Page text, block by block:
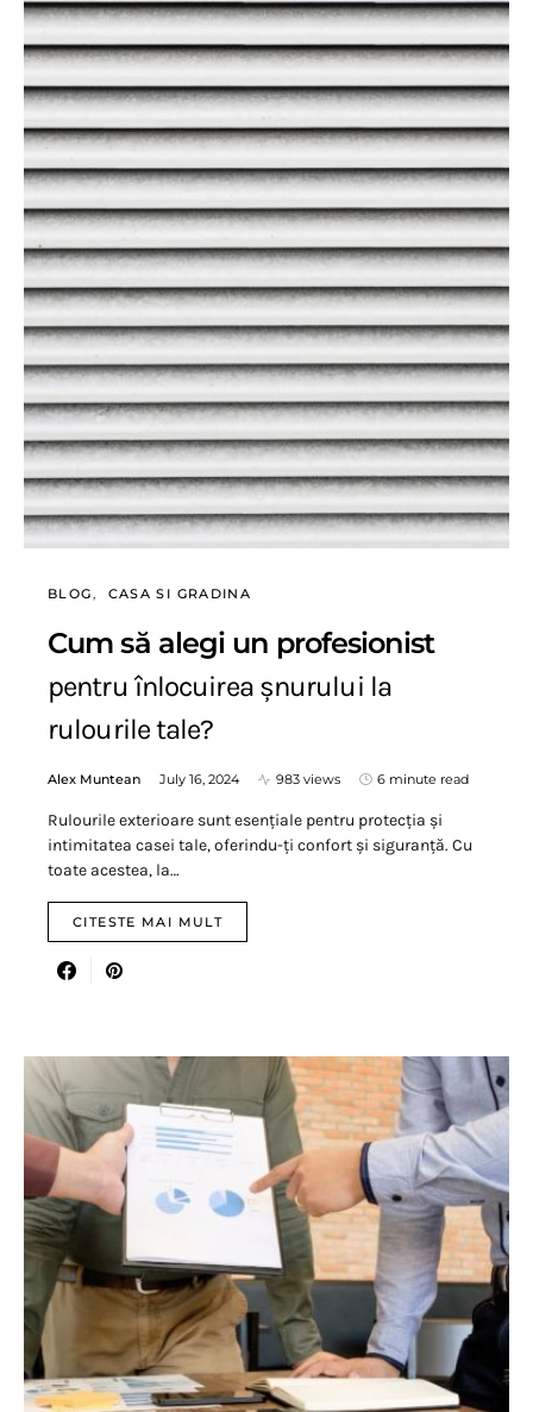
BLOG CASA SI GRADINA
Cum să alegi un profesionist
pentru înlocuirea șnurului la
rulourile tale?
Alex Muntean July 16, 2024 983 views 6 minute read
Rulourile exterioare sunt esențiale pentru protecția și
intimitatea casei tale, oferindu-ți confort și siguranță. Cu
toate acestea, la…
CITESTE MAI MULT